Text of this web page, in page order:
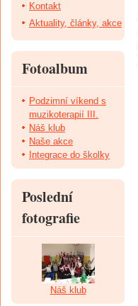
Kontakt
Aktuality, články, akce
Fotoalbum
Podzimní víkend s
muzikoterapií III.
Náš klub
Naše akce
Integrace do školky
Poslední
fotografie
Náš klub